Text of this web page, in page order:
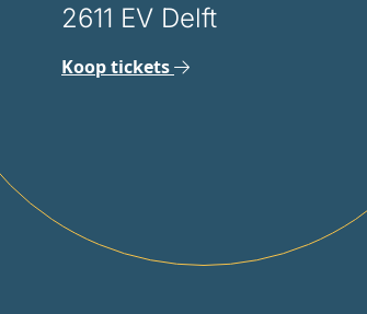
2611 EV Delft
Koop tickets